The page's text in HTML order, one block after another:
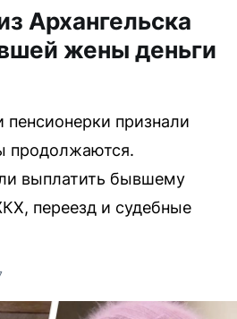
Архангельска
жены деньги
пенсионерки признали
продолжаются.
выплатить бывшему
переезд и судебные